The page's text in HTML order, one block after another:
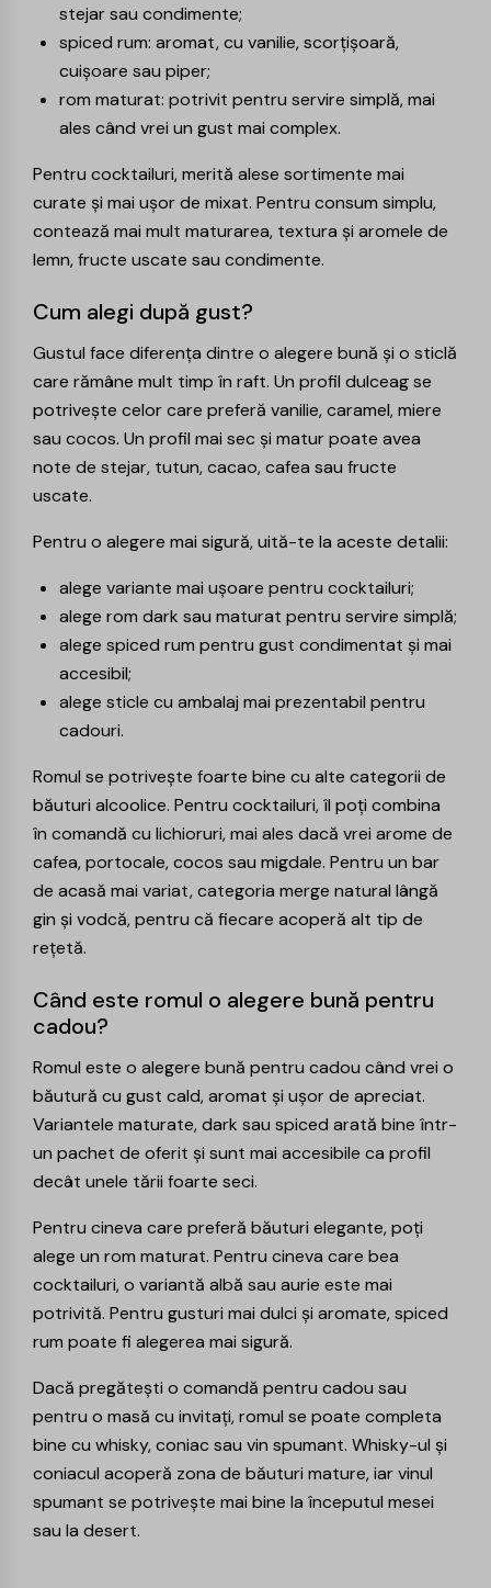
stejar sau condimente;
spiced rum: aromat, cu vanilie, scorțișoară,
cuișoare sau piper;
rom maturat: potrivit pentru servire simplă, mai
ales când vrei un gust mai complex.
Pentru cocktailuri, merită alese sortimente mai
curate și mai ușor de mixat. Pentru consum simplu,
contează mai mult maturarea, textura și aromele de
lemn, fructe uscate sau condimente.
Cum alegi după gust?
Gustul face diferența dintre o alegere bună și o sticlă
care rămâne mult timp în raft. Un profil dulceag se
potrivește celor care preferă vanilie, caramel, miere
sau cocos. Un profil mai sec și matur poate avea
note de stejar, tutun, cacao, cafea sau fructe
uscate.
Pentru o alegere mai sigură, uită-te la aceste detalii:
alege variante mai ușoare pentru cocktailuri;
alege rom dark sau maturat pentru servire simplă;
alege spiced rum pentru gust condimentat și mai
accesibil;
alege sticle cu ambalaj mai prezentabil pentru
cadouri.
Romul se potrivește foarte bine cu alte categorii de
băuturi alcoolice. Pentru cocktailuri, îl poți combina
în comandă cu lichioruri, mai ales dacă vrei arome de
cafea, portocale, cocos sau migdale. Pentru un bar
de acasă mai variat, categoria merge natural lângă
gin și vodcă, pentru că fiecare acoperă alt tip de
rețetă.
Când este romul o alegere bună pentru
cadou?
Romul este o alegere bună pentru cadou când vrei o
băutură cu gust cald, aromat și ușor de apreciat.
Variantele maturate, dark sau spiced arată bine într-
un pachet de oferit și sunt mai accesibile ca profil
decât unele tării foarte seci.
Pentru cineva care preferă băuturi elegante, poți
alege un rom maturat. Pentru cineva care bea
cocktailuri, o variantă albă sau aurie este mai
potrivită. Pentru gusturi mai dulci și aromate, spiced
rum poate fi alegerea mai sigură.
Dacă pregătești o comandă pentru cadou sau
pentru o masă cu invitați, romul se poate completa
bine cu whisky, coniac sau vin spumant. Whisky-ul și
coniacul acoperă zona de băuturi mature, iarvinul
spumant se potrivește mai bine la începutul mesei
sau la desert.